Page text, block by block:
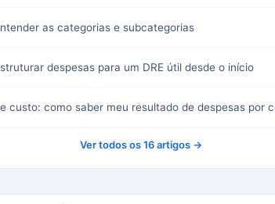
as categorias e subcategorias
despesas para um DRE útil desde o início
custo: como saber meu resultado de despesas por
Ver todos os 16 artigos →